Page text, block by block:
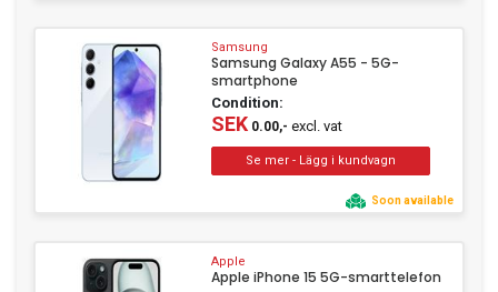
Samsung
Samsung Galaxy A55 - 5G-
smartphone
Condition:
SEK0.00,- excl. vat
Soon available
Apple
Apple iPhone 15 5G-smarttelefon